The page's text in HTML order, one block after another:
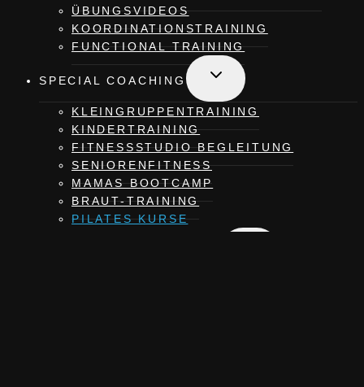
ÜBUNGSVIDEOS
KOORDINATIONS­TRAINING
FUNCTIONAL TRAINING
SPECIAL COACHING
Untermenü
umschalten
KLEINGRUPPEN­TRAINING
KINDERTRAINING
FITNESSSTUDIO BEGLEITUNG
SENIORENFITNESS
MAMAS BOOTCAMP
BRAUT-TRAINING
PILATES KURSE